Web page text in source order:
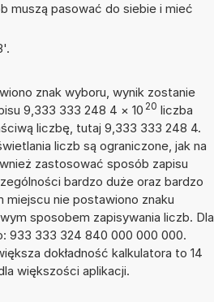
muszą pasować do siebie i mieć
znak wyboru, wynik zostanie
9,333 333 248 4 × 10 20 liczba
liczbę, tutaj 9,333 333 248 4.
liczb są ograniczone, jak na
zastosować sposób zapisu
bardzo duże oraz bardzo
miejscu nie postawiono znaku
sposobem zapisywania liczb. Dla
933 333 324 840 000 000 000.
dokładność kalkulatora to 14
większości aplikacji.